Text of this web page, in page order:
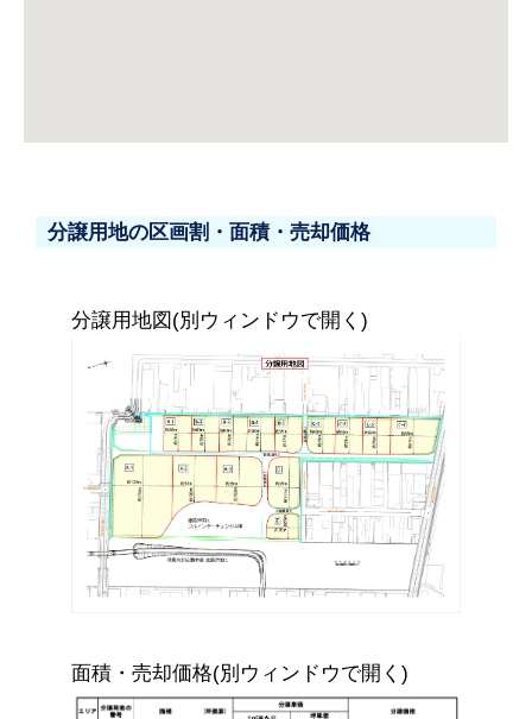
分譲用地の区画割・面積・売却価格
分譲用地図(別ウィンドウで開く)
面積・売却価格(別ウィンドウで開く)